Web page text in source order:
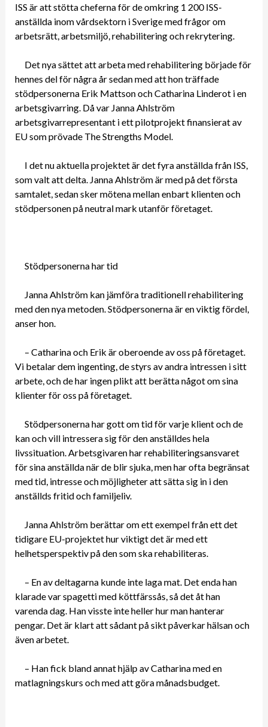
ISS är att stötta cheferna för de omkring 1 200 ISS-
anställda inom vårdsektorn i Sverige med frågor om
arbetsrätt, arbetsmiljö, rehabilitering och rekrytering.
Det nya sättet att arbeta med rehabilitering började för
hennes del för några år sedan med att hon träffade
stödpersonerna Erik Mattson och Catharina Linderot i en
arbetsgivarring. Då var Janna Ahlström
arbetsgivarrepresentant i ett pilotprojekt finansierat av
EU som prövade The Strengths Model.
I det nu aktuella projektet är det fyra anställda från ISS,
som valt att delta. Janna Ahlström är med på det första
samtalet, sedan sker mötena mellan enbart klienten och
stödpersonen på neutral mark utanför företaget.
Stödpersonerna har tid
Janna Ahlström kan jämföra traditionell rehabilitering
med den nya metoden. Stödpersonerna är en viktig fördel,
anser hon.
– Catharina och Erik är oberoende av oss på företaget.
Vi betalar dem ingenting, de styrs av andra intressen i sitt
arbete, och de har ingen plikt att berätta något om sina
klienter för oss på företaget.
Stödpersonerna har gott om tid för varje klient och de
kan och vill intressera sig för den anställdes hela
livssituation. Arbetsgivaren har rehabiliteringsansvaret
för sina anställda när de blir sjuka, men har ofta begränsat
med tid, intresse och möjligheter att sätta sig in i den
anställds fritid och familjeliv.
Janna Ahlström berättar om ett exempel från ett det
tidigare EU-projektet hur viktigt det är med ett
helhetsperspektiv på den som ska rehabiliteras.
– En av deltagarna kunde inte laga mat. Det enda han
klarade var spagetti med köttfärssås, så det åt han
varenda dag. Han visste inte heller hur man hanterar
pengar. Det är klart att sådant på sikt påverkar hälsan och
även arbetet.
– Han fick bland annat hjälp av Catharina med en
matlagningskurs och med att göra månadsbudget.